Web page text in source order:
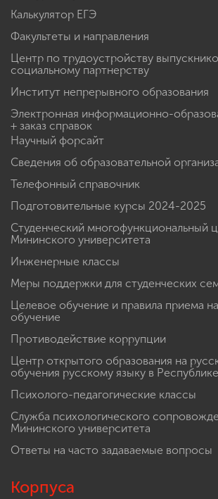
Калькулятор ЕГЭ
Факультеты и направления
Центр по трудоустройству
социальному партнерству
Институт непрерывного образования
Электронная информационно-
+ заказ справок
Научный форсайт
Сведения об образовательной
Телефонный справочник
Подготовительные курсы 2024-2025
Студенческий многофункциональный
Мининского университета
Инженерные классы
Меры поддержки для студенческих
Целевое обучение и правила приема
обучение
Противодействие коррупции
Центр открытого образования на
обучения русскому языку в
Психолого-педагогические классы
Служба психологического
Мининского университета
Ответы на часто задаваемые вопросы
Корпуса